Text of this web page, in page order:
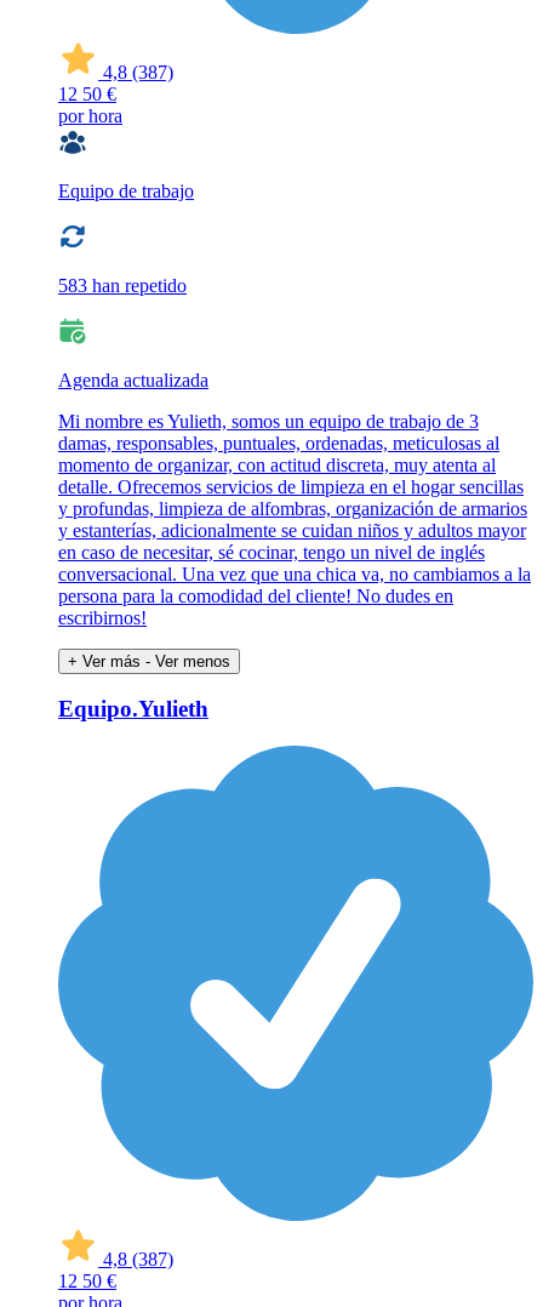
4,8 (387)
12 50 €
por hora
Equipo de trabajo
583 han repetido
Agenda actualizada
Mi nombre es Yulieth, somos un equipo de trabajo de 3
damas, responsables, puntuales, ordenadas, meticulosas al
momento de organizar, con actitud discreta, muy atenta al
detalle. Ofrecemos servicios de limpieza en el hogar sencillas
y profundas, limpieza de alfombras, organización de armarios
y estanterías, adicionalmente se cuidan niños y adultos mayor
en caso de necesitar, sé cocinar, tengo un nivel de inglés
conversacional. Una vez que una chica va, no cambiamos a la
persona para la comodidad del cliente! No dudes en
escribirnos!
+ Ver más - Ver menos
Equipo.Yulieth
4,8 (387)
12 50 €
por hora